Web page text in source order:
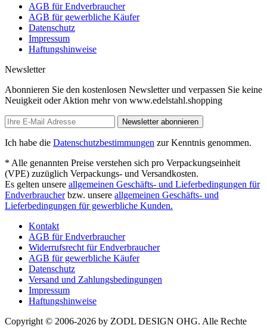
AGB für Endverbraucher
AGB für gewerbliche Käufer
Datenschutz
Impressum
Haftungshinweise
Newsletter
Abonnieren Sie den kostenlosen Newsletter und verpassen Sie keine
Neuigkeit oder Aktion mehr von www.edelstahl.shopping
Newsletter abonnieren
Ich habe die Datenschutzbestimmungen zur Kenntnis genommen.
* Alle genannten Preise verstehen sich pro Verpackungseinheit
(VPE) zuzüglich Verpackungs- und Versandkosten.
Es gelten unsere allgemeinen Geschäfts- und Lieferbedingungen für
Endverbraucherbzw. unsere allgemeinen Geschäfts- und
Lieferbedingungen für gewerbliche Kunden.
Kontakt
AGB für Endverbraucher
Widerrufsrecht für Endverbraucher
AGB für gewerbliche Käufer
Datenschutz
Versand und Zahlungsbedingungen
Impressum
Haftungshinweise
Copyright © 2006-2026 by ZODL DESIGN OHG. Alle Rechte